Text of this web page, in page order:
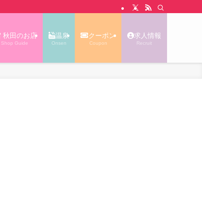
あっぷる｜秋田タウン情報
秋田のお店
Shop Guide
温泉
Onsen
クーポン
Coupon
求人情報
Recruit